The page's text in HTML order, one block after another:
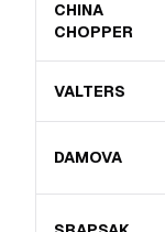
CHINA
CHOPPER
VALTERS
DAMOVA